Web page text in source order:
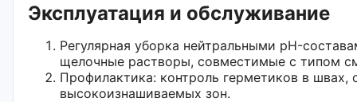
Эксплуатация и обслуживание
Регулярная уборка нейтральными pH-
щелочные растворы, совместимые с типом
Профилактика: контроль герметиков в швах,
высокоизнашиваемых зон.